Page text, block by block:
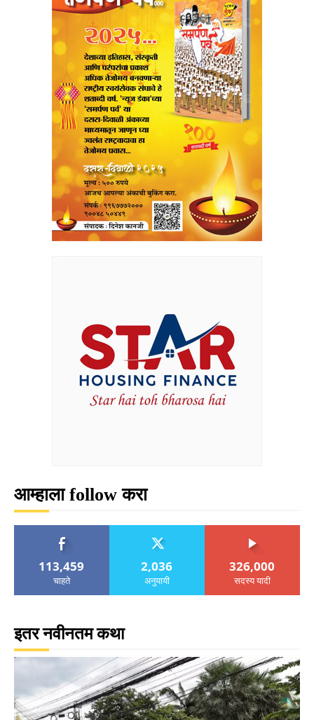
आम्हाला follow करा
113,459
चाहते
2,036
अनुयायी
326,000
सदस्य यादी
इतर नवीनतम कथा